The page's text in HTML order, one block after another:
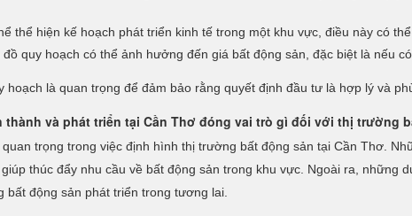
thể hiện kế hoạch phát triển kinh tế trong một khu vực, điều này có
quy hoạch có thể ảnh hưởng đến giá bất động sản, đặc biệt là nếu
là quan trọng để đảm bảo rằng quyết định đầu tư là hợp lý và
và phát triển tại Cần Thơ đóng vai trò gì đối với thị trường
trọng trong việc định hình thị trường bất động sản tại Cần Thơ.
thúc đẩy nhu cầu về bất động sản trong khu vực. Ngoài ra, những
động sản phát triển trong tương lai.